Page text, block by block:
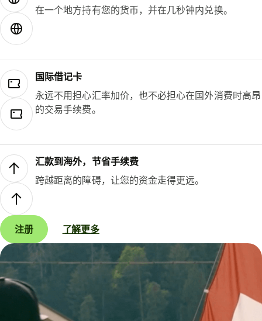
在一个地方持有您的货币，并在几秒钟内兑换。
国际借记卡
永远不用担心汇率加价，也不必担心在国外消费时高昂
的交易手续费。
汇款到海外，节省手续费
跨越距离的障碍，让您的资金走得更远。
注册 了解更多